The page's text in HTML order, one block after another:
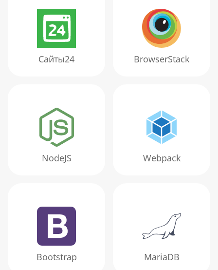
Сайты24 BrowserStack
NodeJS Webpack
Bootstrap MariaDB